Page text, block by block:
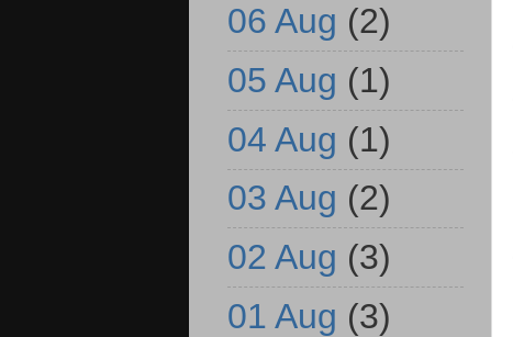
06 Aug (2)
05 Aug (1)
04 Aug (1)
03 Aug (2)
02 Aug (3)
01 Aug (3)